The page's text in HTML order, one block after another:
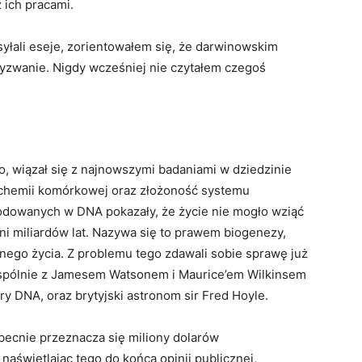
ich pracami.
eseje, zorientowałem się, że darwinowskim
Nigdy wcześniej nie czytałem czegoś
wiązał się z najnowszymi badaniami w dziedzinie
komórkowej oraz złożoność systemu
w DNA pokazały, że życie nie mogło wziąć
miliardów lat. Nazywa się to prawem biogenezy,
życia. Z problemu tego zdawali sobie sprawę już
z Jamesem Watsonem i Maurice’em Wilkinsem
DNA, oraz brytyjski astronom sir Fred Hoyle.
przeznacza się miliony dolarów
tego do końca opinii publicznej,